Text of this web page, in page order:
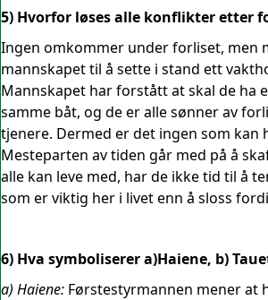
5) Hvorfor løses alle konflikter etter
Ingen omkommer under forliset, men
mannskapet til å sette i stand ett
Mannskapet har forstått at skal de ha
samme båt, og de er alle sønner av
tjenere. Dermed er det ingen som kan
Mesteparten av tiden går med på å
alle kan leve med, har de ikke tid til å
som er viktig her i livet enn å sloss
6) Hva symboliserer a)Haiene, b)
a) Haiene: Førstestyrmannen mener at